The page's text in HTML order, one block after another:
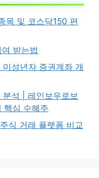
목 및 코스닥150 편
받는법
성년자 증권계좌 개
석 | 레인보우로보
핵심 수혜주
식 거래 플랫폼 비교